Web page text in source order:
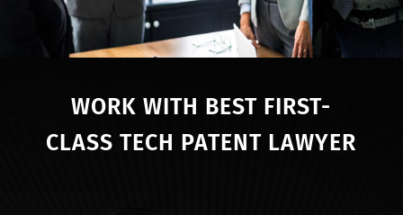
WORK WITH BEST FIRST-
CLASS TECH PATENT LAWYER